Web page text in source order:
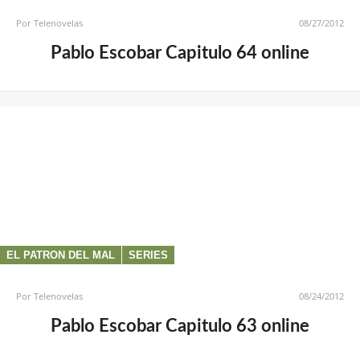
PorTelenovelas 08/27/2012
Pablo Escobar Capitulo 64 online
EL PATRON DEL MAL SERIES
PorTelenovelas 08/24/2012
Pablo Escobar Capitulo 63 online